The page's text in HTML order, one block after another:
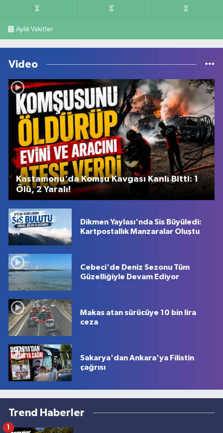
Aylık Vakitler
Video
Kastamonu'da Komşu Kavgası Kanlı Bitti: 1
Ölü, 2 Yaralı!
Dikmen Yaylası'nda Sis Büyüledi:
Kartpostallık Manzaralar Oluştu
Cebeci'de Deniz Sezonu Tüm
Güzelliğiyle Devam Ediyor
Makas atan sürücüye 10 bin lira
ceza
Sakarya'dan Ankara'ya Filistin
çağrısı
Trend Haberler
1